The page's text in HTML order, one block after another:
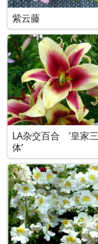
紫云藤
LA杂交百合 ’皇家
体’